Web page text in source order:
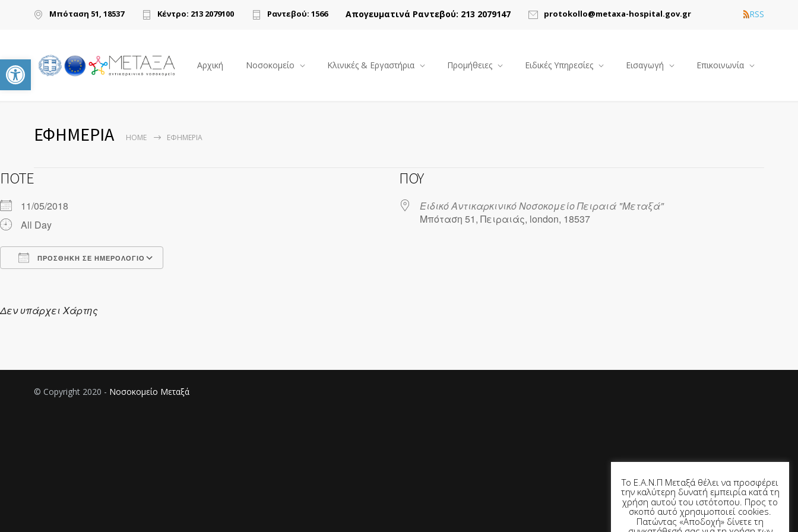
Ανοίξτε τη γραμμή εργαλείων
Μπόταση 51, 18537 Κέντρο: 213 2079100 Ραντεβού: 1566 Απογευματινά Ραντεβού: 213 2079147 protokollo@metaxa-hospital.gov.gr RSS
Αρχική Νοσοκομείο Κλινικές & Εργαστήρια Προμήθειες Ειδικές Υπηρεσίες Εισαγωγή Επικοινωνία
ΕΦΗΜΕΡΙΑ HOME ΕΦΗΜΕΡΙΑ
ΠΌΤΕ
11/05/2018
All Day
ΠΡΟΣΘΉΚΗ ΣΕ ΗΜΕΡΟΛΌΓΙΟ
ΠΟΎ
Ειδικό Αντικαρκινικό Νοσοκομείο Πειραιά "Μεταξά"
Μπόταση 51, Πειραιάς, london, 18537
Δεν υπάρχει Χάρτης
© Copyright 2020 - Νοσοκομείο Μεταξά
Το Ε.Α.Ν.Π Μεταξά θέλει να προσφέρει
την καλύτερη δυνατή εμπειρία κατά τη
χρήση αυτού του ιστότοπου. Προς το
σκοπό αυτό χρησιμοποιεί cookies.
Πατώντας «Αποδοχή» δίνετε τη